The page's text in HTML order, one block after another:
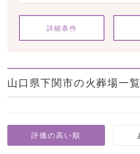
条件をクリア
詳細条件
山口県下関市の火葬場一覧